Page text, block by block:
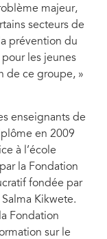
majeur,
secteurs de
prévention du
les jeunes
de ce groupe, »
enseignants de
en 2009
à l’école
la Fondation
fondée par
Kikwete.
Fondation
sur le